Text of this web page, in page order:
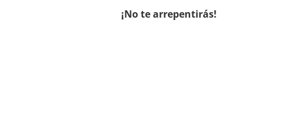
¡No te arrepentirás!